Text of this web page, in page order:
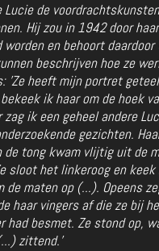
de
Hij zou in 1942 door haar
en behoort
beschrijven hoe ze
'Ze heeft mijn portret
ik haar om de hoek
zag ik een geheel andere
gezichten.
de tong kwam vlijtig uit de
sloot het linkeroog en
de maten op (...). Opeens
haar vingers af die ze bij
had besmet. Ze stond op,
zittend.'